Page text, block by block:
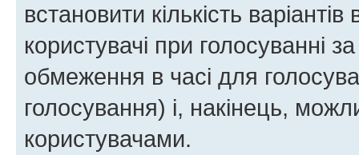
встановити кількість
користувачі при голосуванні
обмеження в часі для
голосування) і, накінець,
користувачами.